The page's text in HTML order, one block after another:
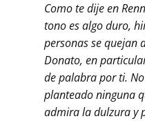
Como te dije en
tono es algo duro,
personas se quejan
Donato, en
de palabra por ti.
planteado ninguna
admira la dulzura y